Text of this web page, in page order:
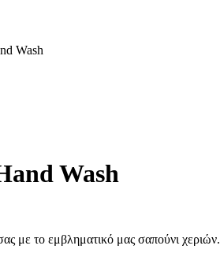
Wash
Wash
με το εμβληματικό μας σαπούνι χεριών.